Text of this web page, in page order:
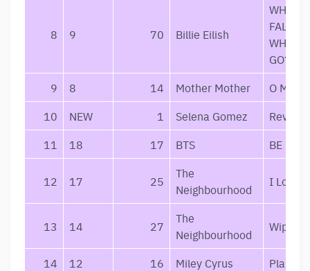
8 9 70 Billie Eilish
WHEN
FALL
WHERE
GO?
9
8 14 Mother Mother
O My
10
NEW 1 Selena Gomez
11
18 17 BTS BE
12 17 25
The
Neighbourhood
I Love
13 14 27
The
Neighbourhood
Wiped
14 12 16 Miley Cyrus
Plastic